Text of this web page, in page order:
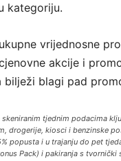
kategoriju.
vrijednosne
akcije i
blagi pad
tjednim podacima
drogerije, kiosci i benzinske
popusta i u trajanju do pet
Pack) i pakiranja s